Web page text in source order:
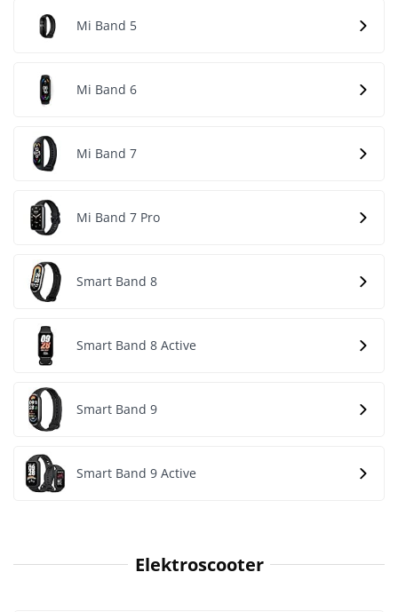
Mi Band 5
Mi Band 6
Mi Band 7
Mi Band 7 Pro
Smart Band 8
Smart Band 8 Active
Smart Band 9
Smart Band 9 Active
Elektroscooter